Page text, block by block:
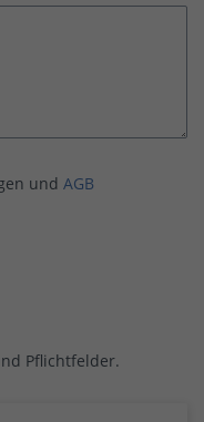
und AGB
Pflichtfelder.